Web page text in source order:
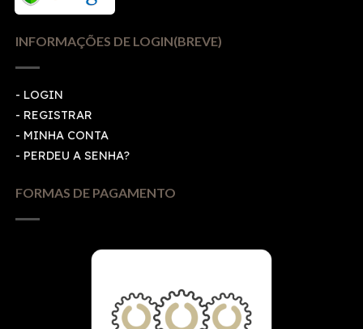
INFORMAÇÕES DE LOGIN(BREVE)
- LOGIN
- REGISTRAR
- MINHA CONTA
- PERDEU A SENHA?
FORMAS DE PAGAMENTO